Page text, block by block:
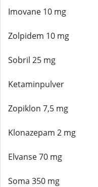
Imovane 10 mg
Zolpidem 10 mg
Sobril 25 mg
Ketaminpulver
Zopiklon 7,5 mg
Klonazepam 2 mg
Elvanse 70 mg
Soma 350 mg